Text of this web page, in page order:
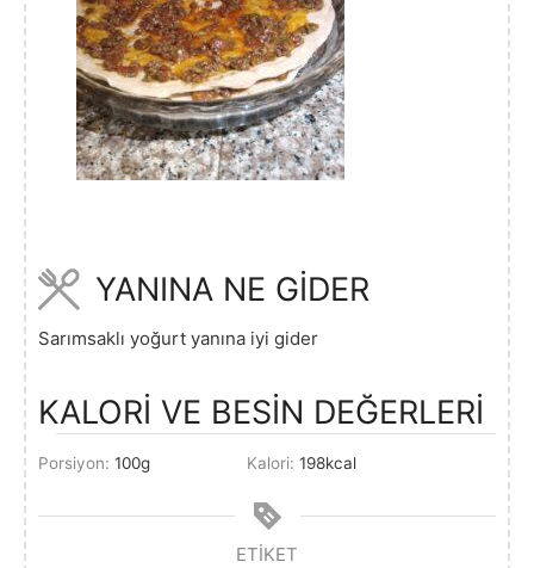
YANINA NE GİDER
Sarımsaklı yoğurt yanına iyi gider
KALORİ VE BESİN DEĞERLERİ
Porsiyon: 100g Kalori: 198kcal
ETIKET